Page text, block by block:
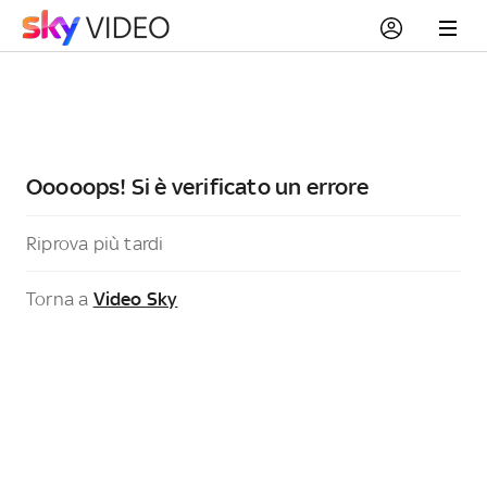
Ooooops! Si è verificato un errore
Riprova più tardi
Torna a Video Sky